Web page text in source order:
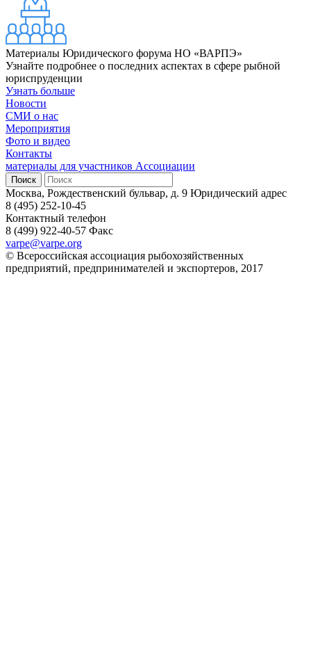
Материалы Юридического форума НО «ВАРПЭ»
Узнайте подробнее о последних аспектах в сфере рыбной
юриспруденции
Узнать больше
Новости
СМИ о нас
Мероприятия
Фото и видео
Контакты
материалы для участников Ассоциации
Москва, Рождественский бульвар, д. 9 Юридический адрес
8 (495) 252-10-45
Контактный телефон
8 (499) 922-40-57 Факс
varpe@varpe.org
© Всероссийская ассоциация рыбохозяйственных
предприятий, предпринимателей и экспортеров, 2017